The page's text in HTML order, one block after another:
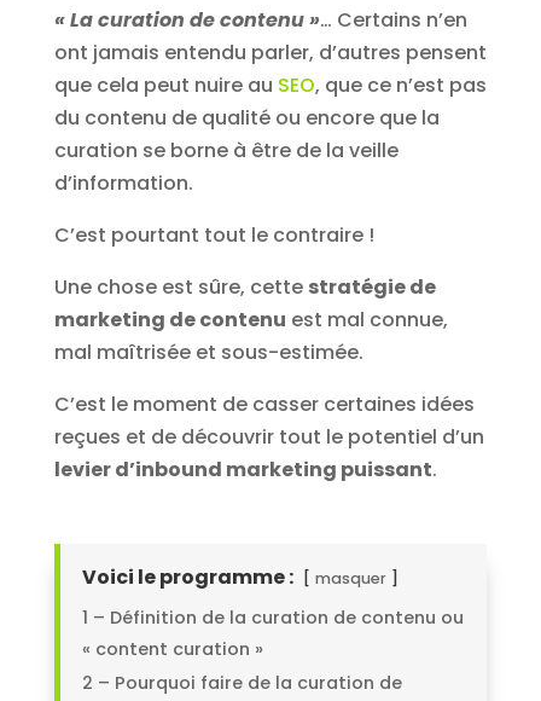
« La curation de contenu »… Certains n’en
ont jamais entendu parler, d’autres pensent
que cela peut nuire au SEO, que ce n’est pas
du contenu de qualité ou encore que la
curation se borne à être de la veille
d’information.
C’est pourtant tout le contraire !
Une chose est sûre, cette stratégie de
marketing de contenu est mal connue,
mal maîtrisée et sous-estimée.
C’est le moment de casser certaines idées
reçues et de découvrir tout le potentiel d’un
levier d’inbound marketing puissant.
Voici le programme : masquer
1 – Définition de la curation de contenu ou
« content curation »
2 – Pourquoi faire de la curation de